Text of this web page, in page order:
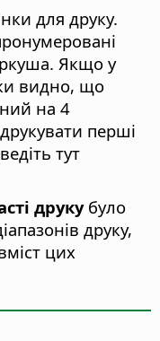
для друку.
Якщо у
видно, що
на 4
перші
тут
друкубуло
друку,
цих